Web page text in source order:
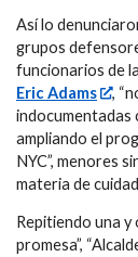
Así lo
grupos
funcionarios de
Eric Adams
,
indocumentadas
ampliando el
NYC”, menores
materia de
Repitiendo una
promesa”,